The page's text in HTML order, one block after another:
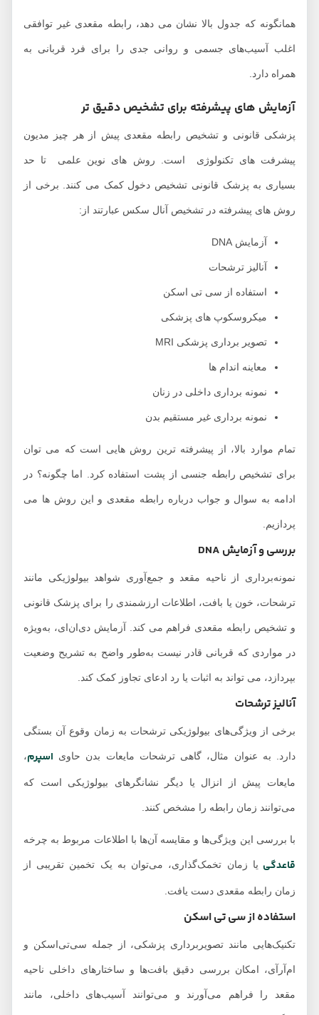
همانگونه که جدول بالا نشان می دهد، رابطه مقعدی غیر توافقی
اغلب آسیب‌های جسمی و روانی جدی را برای فرد قربانی به
همراه دارد.
آزمایش های پیشرفته برای تشخیص دقیق تر
پزشکی قانونی و تشخیص رابطه مقعدی پیش از هر چیز مدیون
پیشرفت های تکنولوژی است. روش های نوین علمی تا حد
بسیاری به پزشک قانونی تشخیص دخول کمک می کنند. برخی از
روش های پیشرفته در تشخیص آنال سکس عبارتند از:
آزمایش DNA
آنالیز ترشحات
استفاده از سی تی اسکن
میکروسکوپ های پزشکی
تصویر برداری پزشکی MRI
معاینه اندام ها
نمونه برداری داخلی در زنان
نمونه برداری غیر مستقیم بدن
تمام موارد بالا، از پیشرفته ترین روش هایی است که می توان
برای تشخیص رابطه جنسی از پشت استفاده کرد. اما چگونه؟ در
ادامه به سوال و جواب درباره رابطه مقعدی و این روش ها می
پردازیم.
بررسی و آزمایش DNA
نمونه‌برداری از ناحیه مقعد و جمع‌آوری شواهد بیولوژیکی مانند
ترشحات، خون یا بافت، اطلاعات ارزشمندی را برای پزشک قانونی
و تشخیص رابطه مقعدی فراهم می کند. آزمایش دی‌ان‌ای، به‌ویژه
در مواردی که قربانی قادر نیست به‌طور واضح به تشریح وضعیت
بپردازد، می تواند به اثبات یا رد ادعای تجاوز کمک کند.
آنالیز ترشحات
برخی از ویژگی‌های بیولوژیکی ترشحات به زمان وقوع آن بستگی
دارد. به عنوان مثال، گاهی ترشحات مایعات بدن حاویاسپرم،
مایعات پیش از انزال یا دیگر نشانگرهای بیولوژیکی است که
می‌توانند زمان رابطه را مشخص کنند.
با بررسی این ویژگی‌ها و مقایسه آن‌ها با اطلاعات مربوط به چرخه
قاعدگییا زمان تخمک‌گذاری، می‌توان به یک تخمین تقریبی از
زمان رابطه مقعدی دست یافت.
استفاده از سی تی اسکن
تکنیک‌هایی مانند تصویربرداری پزشکی، از جمله سی‌تی‌اسکن و
ام‌آرآی، امکان بررسی دقیق بافت‌ها و ساختارهای داخلی ناحیه
مقعد را فراهم می‌آورند و می‌توانند آسیب‌های داخلی، مانند